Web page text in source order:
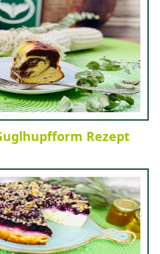
Rezept